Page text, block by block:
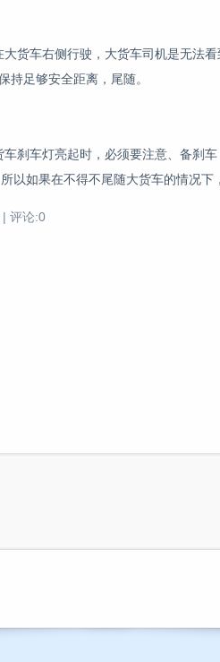
货车右侧行驶，大货车司机是无法
持足够安全距离，尾随。
刹车灯亮起时，必须要注意、备刹
以如果在不得不尾随大货车的情况下
| 评论:0